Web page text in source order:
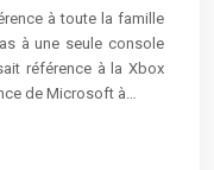
à toute la famille
à une seule console
référence à la Xbox
de Microsoft à…